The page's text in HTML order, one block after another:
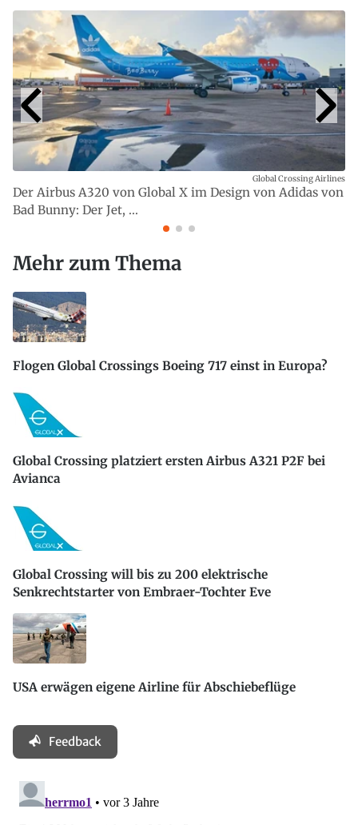
Der Airbus A320 von Global X im Design von Adidas von
Bad Bunny: Der Jet, ...
Global Crossing Airlines
Mehr zum Thema
Flogen Global Crossings Boeing 717 einst in Europa?
Global Crossing platziert ersten Airbus A321 P2F bei
Avianca
Global Crossing will bis zu 200 elektrische
Senkrechtstarter von Embraer-Tochter Eve
USA erwägen eigene Airline für Abschiebeflüge
Feedback